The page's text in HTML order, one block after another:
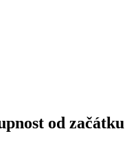
od začátku